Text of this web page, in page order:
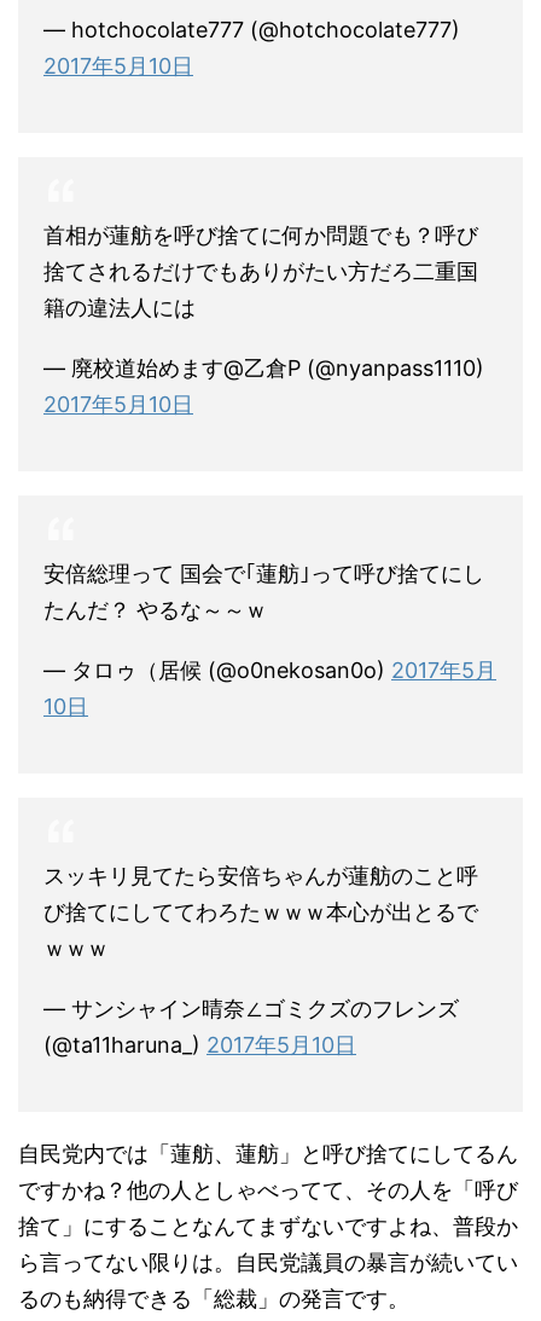
— hotchocolate777 (@hotchocolate777)
2017年5月10日
首相が蓮舫を呼び捨てに何か問題でも？呼び
捨てされるだけでもありがたい方だろ二重国
籍の違法人には
— 廃校道始めます@乙倉P (@nyanpass1110)
2017年5月10日
安倍総理って 国会で｢蓮舫｣って呼び捨てにし
たんだ？ やるな～～ｗ
— タロゥ（居候 (@o0nekosan0o) 2017年5月
10日
スッキリ見てたら安倍ちゃんが蓮舫のこと呼
び捨てにしててわろたｗｗｗ本心が出とるで
ｗｗｗ
— サンシャイン晴奈∠ゴミクズのフレンズ
(@ta11haruna_) 2017年5月10日
自民党内では「蓮舫、蓮舫」と呼び捨てにしてるん
ですかね？他の人としゃべってて、その人を「呼び
捨て」にすることなんてまずないですよね、普段か
ら言ってない限りは。自民党議員の暴言が続いてい
るのも納得できる「総裁」の発言です。